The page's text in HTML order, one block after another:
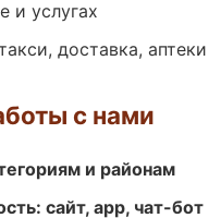
и услугах
доставка, аптеки
с нами
и районам
сайт, app, чат-бот